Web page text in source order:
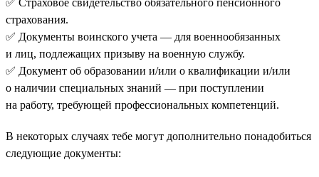
страхования.
✅ Документы воинского учета — для военнообязанных
и лиц, подлежащих призыву на военную службу.
✅ Документ об образовании и/или о квалификации и/или
о наличии специальных знаний — при поступлении
на работу, требующей профессиональных компетенций.
В некоторых случаях тебе могут дополнительно понадобиться
следующие документы: